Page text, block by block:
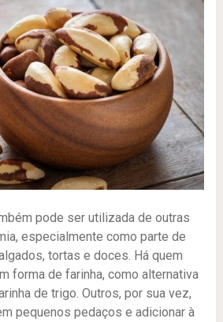
pode ser utilizada de outras
especialmente como parte de
tortas e doces. Há quem
forma de farinha, como alternativa
de trigo. Outros, por sua vez,
pequenos pedaços e adicionar à